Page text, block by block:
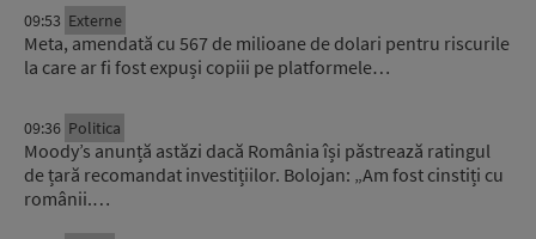
09:53 Externe
Meta, amendată cu 567 de milioane de dolari pentru riscurile
la care ar fi fost expuși copiii pe platformele…
09:36 Politica
Moody’s anunță astăzi dacă România își păstrează ratingul
de țară recomandat investițiilor. Bolojan: „Am fost cinstiți cu
românii.…